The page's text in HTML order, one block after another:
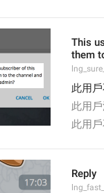
This
them
此用
此用
此用
Reply